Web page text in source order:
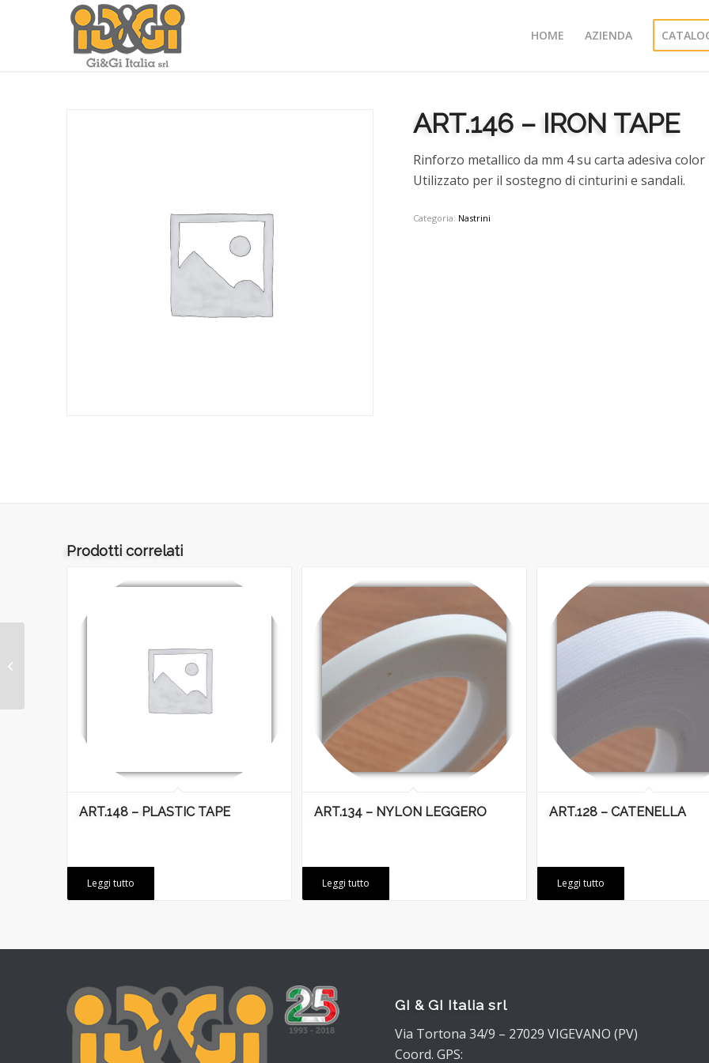
HOME AZIENDA
ART.146 – IRON TAPE
Rinforzo metallico da mm 4 su carta adesiva color
Utilizzato per il sostegno di cinturini e sandali.
Categoria: Nastrini
Prodotti correlati
ART.148 – PLASTIC TAPE
Leggi tutto
ART.134 – NYLON LEGGERO
Leggi tutto
ART.128 – CATENELLA
Leggi tutto
GI & GI Italia srl
Via Tortona 34/9 – 27029 VIGEVANO (PV)
Coord. GPS: